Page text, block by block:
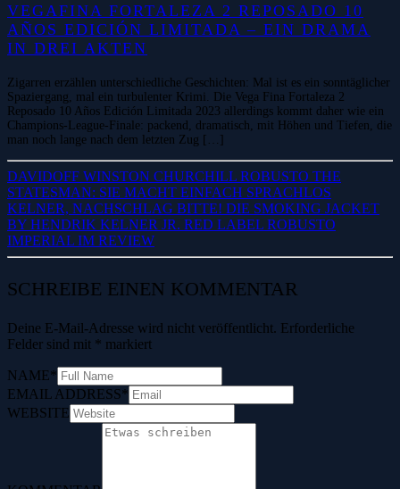
VEGAFINA FORTALEZA 2 REPOSADO 10
AÑOS EDICIÓN LIMITADA – EIN DRAMA
IN DREI AKTEN
Zigarren erzählen unterschiedliche Geschichten: Mal ist es ein sonntäglicher
Spaziergang, mal ein turbulenter Krimi. Die Vega Fina Fortaleza 2
Reposado 10 Años Edición Limitada 2023 allerdings kommt daher wie ein
Champions-League-Finale: packend, dramatisch, mit Höhen und Tiefen, die
man noch lange nach dem letzten Zug […]
DAVIDOFF WINSTON CHURCHILL ROBUSTO THE
STATESMAN: SIE MACHT EINFACH SPRACHLOS
KELNER, NACHSCHLAG BITTE! DIE SMOKING JACKET
BY HENDRIK KELNER JR. RED LABEL ROBUSTO
IMPERIAL IM REVIEW
SCHREIBE EINEN KOMMENTAR
Deine E-Mail-Adresse wird nicht veröffentlicht. Erforderliche
Felder sind mit * markiert
NAME*
EMAIL ADDRESS*
WEBSITE